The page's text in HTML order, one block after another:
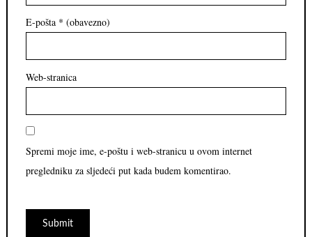
E-pošta * (obavezno)
Web-stranica
Spremi moje ime, e-poštu i web-stranicu u ovom internet
pregledniku za sljedeći put kada budem komentirao.